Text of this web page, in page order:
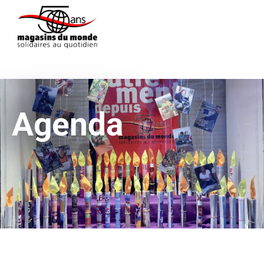
Agenda